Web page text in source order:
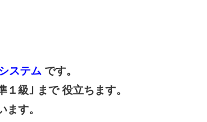
ステム です。
級｣ まで 役立ちます。
す。